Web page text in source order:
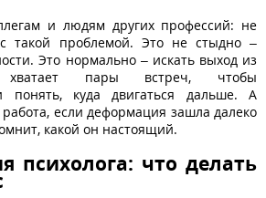
и людям других профессий: не
такой проблемой. Это не стыдно –
Это нормально – искать выход из
хватает пары встреч, чтобы
понять, куда двигаться дальше. А
если деформация зашла далеко
какой он настоящий.
психолога: что делать